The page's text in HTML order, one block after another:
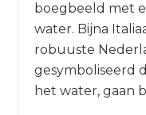
boegbeeld met
water. Bijna
robuuste
gesymboliseerd
het water, gaan